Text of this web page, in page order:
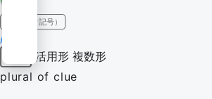
IPA（発音記号）
/kluːz/
活用形 複数形
plural of clue